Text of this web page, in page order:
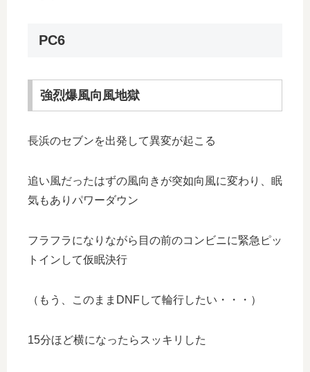
PC6
強烈爆風向風地獄
長浜のセブンを出発して異変が起こる
追い風だったはずの風向きが突如向風に変わり、眠
気もありパワーダウン
フラフラになりながら目の前のコンビニに緊急ピッ
トインして仮眠決行
（もう、このままDNFして輪行したい・・・）
15分ほど横になったらスッキリした